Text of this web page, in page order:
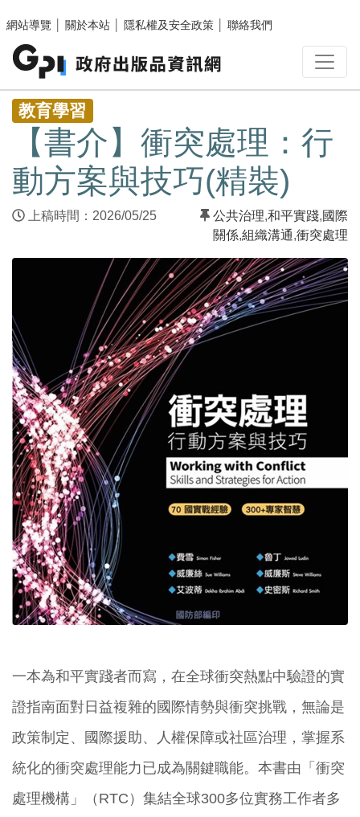
網站導覽
關於本站 隱私權及安全政策 聯絡我們
:::
教育學習
【書介】衝突處理：行
動方案與技巧(精裝)
上稿時間：2026/05/25 公共治理,和平實踐,國際
關係,組織溝通,衝突處理
一本為和平實踐者而寫，在全球衝突熱點中驗證的實
證指南面對日益複雜的國際情勢與衝突挑戰，無論是
政策制定、國際援助、人權保障或社區治理，掌握系
統化的衝突處理能力已成為關鍵職能。本書由「衝突
處理機構」（RTC）集結全球300多位實務工作者多